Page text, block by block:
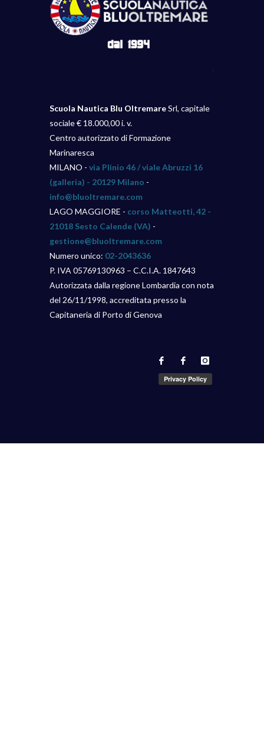
Scuola Nautica Blu OltremareSrl, capitale
sociale € 18.000,00 i. v.
Centro autorizzato di Formazione
Marinaresca
MILANO - via Plinio 46 / viale Abruzzi 16
(galleria) - 20129 Milano -
info@bluoltremare.com
LAGO MAGGIORE - corso Matteotti, 42 -
21018 Sesto Calende (VA) -
gestione@bluoltremare.com
Numero unico: 02-2043636
P. IVA 05769130963 – C.C.I.A. 1847643
Autorizzata dalla regione Lombardia con nota
del 26/11/1998, accreditata presso la
Capitaneria di Porto di Genova